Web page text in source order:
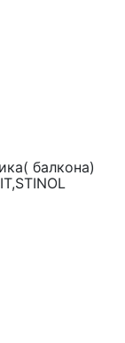
балкона)